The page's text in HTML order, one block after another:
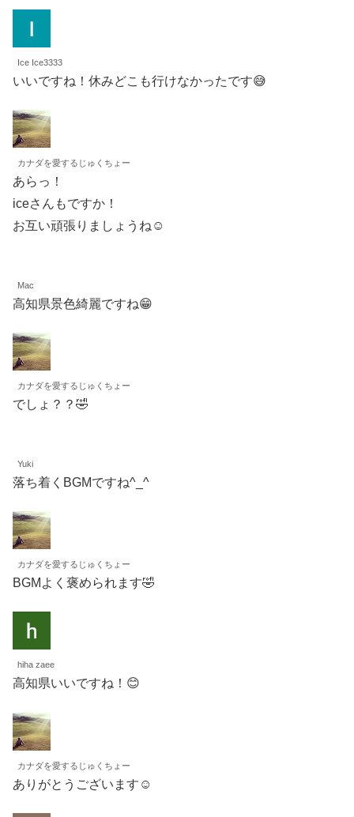
Ice Ice3333
いいですね！休みどこも行けなかったです😅
カナダを愛するじゅくちょー
あらっ！
iceさんもですか！
お互い頑張りましょうね☺️
Mac
高知県景色綺麗ですね😁
カナダを愛するじゅくちょー
でしょ？？🤣
Yuki
落ち着くBGMですね^_^
カナダを愛するじゅくちょー
BGMよく褒められます🤣
hiha zaee
高知県いいですね！😊
カナダを愛するじゅくちょー
ありがとうございます☺️